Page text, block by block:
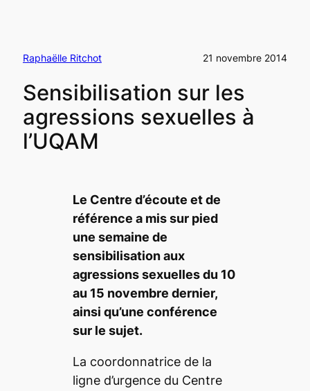
Raphaëlle Ritchot 21 novembre 2014
Sensibilisation sur les
agressions sexuelles à
l’UQAM
Le Centre d’écoute et de
référence a mis sur pied
une semaine de
sensibilisation aux
agressions sexuelles du 10
au 15 novembre dernier,
ainsi qu’une conférence
sur le sujet.
La coordonnatrice de la
ligne d’urgence du Centre